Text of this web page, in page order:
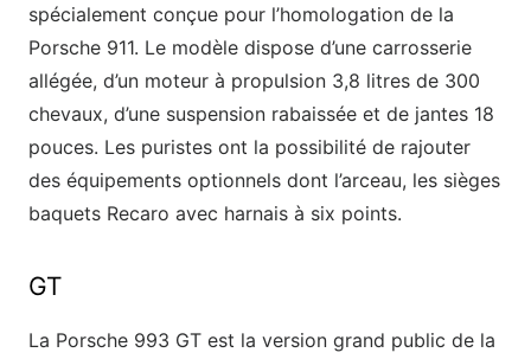
spécialement conçue pour l’homologation de la
Porsche 911. Le modèle dispose d’une carrosserie
allégée, d’un moteur à propulsion 3,8 litres de 300
chevaux, d’une suspension rabaissée et de jantes 18
pouces. Les puristes ont la possibilité de rajouter
des équipements optionnels dont l’arceau, les sièges
baquets Recaro avec harnais à six points.
GT
La Porsche 993 GT est la version grand public de la